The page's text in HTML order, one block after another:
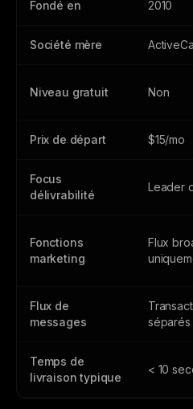
Fondé en 2010
Société mère
Niveau gratuit Non
Prix de départ $15/mo
Focus
délivrabilité
Leader
Fonctions
marketing
Flux
Flux de
messages
séparés
Temps de
livraison typique
< 10